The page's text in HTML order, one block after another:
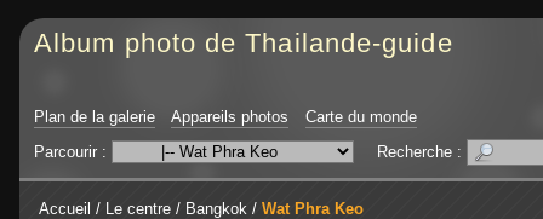
Album photo de Thailande-guide
Plan de la galerie Appareils photos
Carte du monde
Parcourir :
Recherche :
Accueil / Le centre / Bangkok / Wat Phra Keo